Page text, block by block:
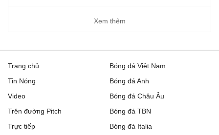
Xem thêm
Trang chủ
Tin Nóng
Video
Trên đường Pitch
Trực tiếp
Bóng đá Việt Nam
Bóng đá Anh
Bóng đá Châu Âu
Bóng đá TBN
Bóng đá Italia